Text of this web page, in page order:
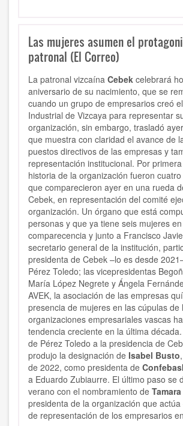
Las mujeres asumen el
patronal (El Correo)
La patronal vizcaína Cebek celebrará
aniversario de su nacimiento, que se
cuando un grupo de empresarios creó
Industrial de Vizcaya para representar
organización, sin embargo, trasladó
que muestra con claridad el avance de
puestos directivos de las empresas y
representación institucional. Por
historia de la organización fueron
que comparecieron ayer en una rueda
Cebek, en representación del comité
organización. Un órgano que está
personas y que ya tiene seis mujeres
comparecencia y junto a Francisco
secretario general de la institución,
presidenta de Cebek –lo es desde
Pérez Toledo; las vicepresidentas
María López Negrete y Ángela
AVEK, la asociación de las empresas
presencia de mujeres en las cúpulas de
organizaciones empresariales vascas
tendencia creciente en la última
de Pérez Toledo a la presidencia de
produjo la designación de Isabel Busto
de 2022, como presidenta de
a Eduardo Zubiaurre. El último paso se
verano con el nombramiento de
presidenta de la organización que
de representación de los empresarios